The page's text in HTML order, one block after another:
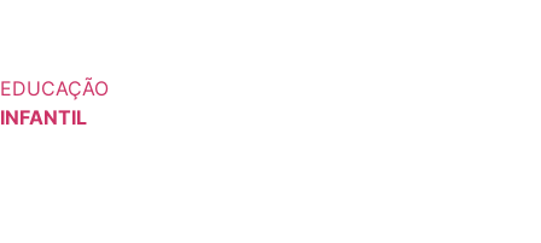
EDUCAÇÃO
INFANTIL